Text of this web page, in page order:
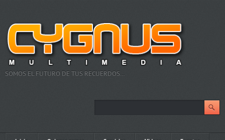
SOMOS EL FUTURO DE TUS RECUERDOS…